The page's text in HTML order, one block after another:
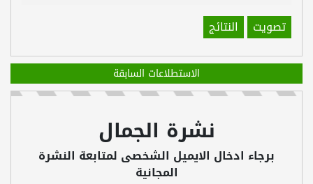
تصويت
النتائج
الاستطلاعات السابقة
نشرة الجمال
برجاء ادخال الايميل الشخصى لمتابعة النشرة
المجانية